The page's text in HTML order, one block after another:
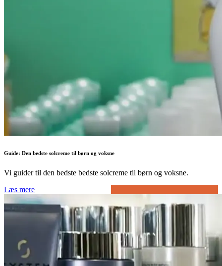
Guide: Den bedste solcreme til børn og voksne
Vi guider til den bedste bedste solcreme til børn og voksne.
Læs mere